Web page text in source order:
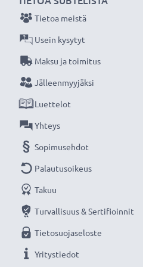
Tietoa meistä
Usein kysytyt
Maksu ja toimitus
Jälleenmyyjäksi
Luettelot
Yhteys
Sopimusehdot
Palautusoikeus
Takuu
Turvallisuus & Sertifioinnit
Tietosuojaseloste
Yritystiedot